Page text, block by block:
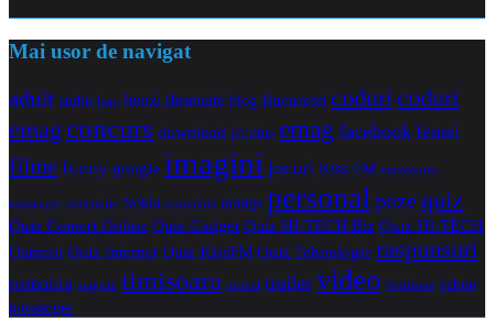
Mai usor de navigat
adult audio bani benzi desenate blog Bucuresti coduricoduri
emag concurs download DVDRip emag facebook femei
filme funny google imagini jocuri Kiss FM maramures
messenger noiembrie Nokia octombrie orange personal pozequiz
Quiz Comert Online Quiz Gadget Quiz HI-TECH Biz Quiz HI-TECH
Oameni Quiz Internet Quiz KissFM Quiz Tehnologie raspunsuri
romania sugestii timisoara torrent trailer video Vodafone yahoo
messenger